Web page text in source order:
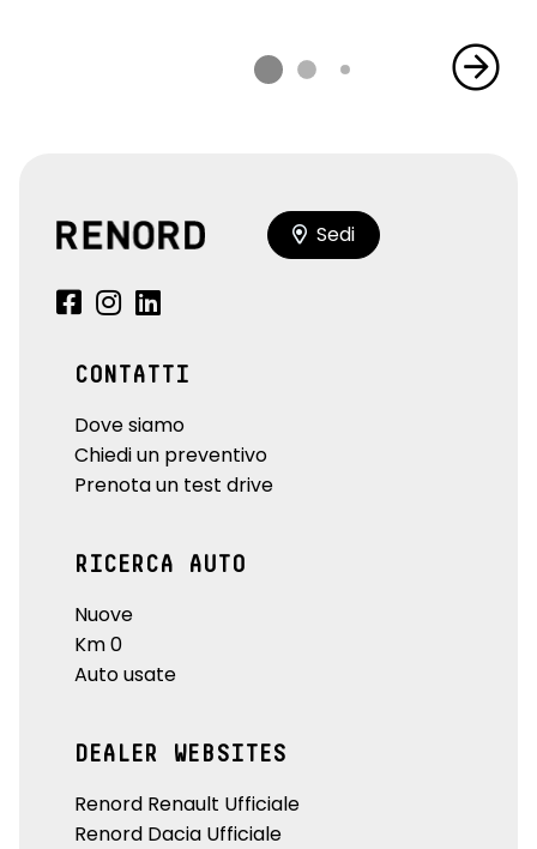
Sedi
CONTATTI
Dove siamo
Chiedi un preventivo
Prenota un test drive
RICERCA AUTO
Nuove
Km 0
Auto usate
DEALER WEBSITES
Renord Renault Ufficiale
Renord Dacia Ufficiale